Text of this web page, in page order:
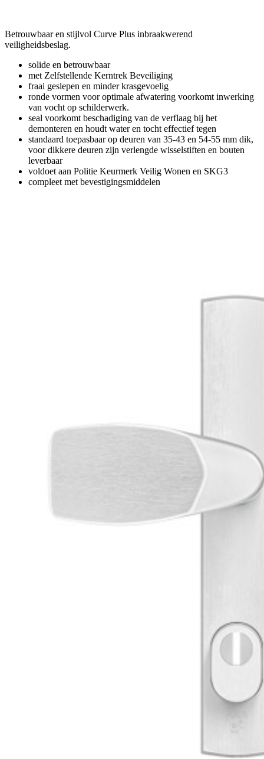
Betrouwbaar en stijlvol Curve Plus inbraakwerend
veiligheidsbeslag.
solide en betrouwbaar
met Zelfstellende Kerntrek Beveiliging
fraai geslepen en minder krasgevoelig
ronde vormen voor optimale afwatering voorkomt inwerking
van vocht op schilderwerk.
seal voorkomt beschadiging van de verflaag bij het
demonteren en houdt water en tocht effectief tegen
standaard toepasbaar op deuren van 35-43 en 54-55 mm dik,
voor dikkere deuren zijn verlengde wisselstiften en bouten
leverbaar
voldoet aan Politie Keurmerk Veilig Wonen en SKG3
compleet met bevestigingsmiddelen